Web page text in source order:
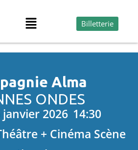
Billetterie
Alma
ONDES
2026 14:30
+ Cinéma Scène